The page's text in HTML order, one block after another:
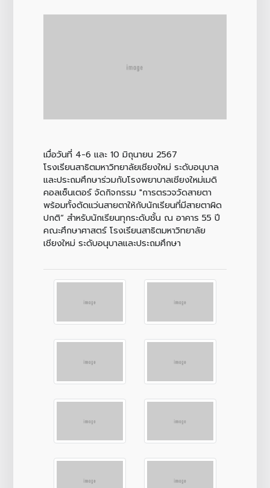
เมื่อวันที่ 4-6 และ 10 มิถุนายน 2567
โรงเรียนสาธิตมหาวิทยาลัยเชียงใหม่ ระดับอนุบาล
และประถมศึกษาร่วมกับโรงพยาบาลเชียงใหม่เมดิ
คอลเซ็นเตอร์ จัดกิจกรรม "การตรวจวัดสายตา
พร้อมทั้งตัดแว่นสายตาให้กับนักเรียนที่มีสายตาผิด
ปกติ“ สำหรับนักเรียนทุกระดับชั้น ณ อาคาร 55 ปี
คณะศึกษาศาสตร์ โรงเรียนสาธิตมหาวิทยาลัย
เชียงใหม่ ระดับอนุบาลและประถมศึกษา